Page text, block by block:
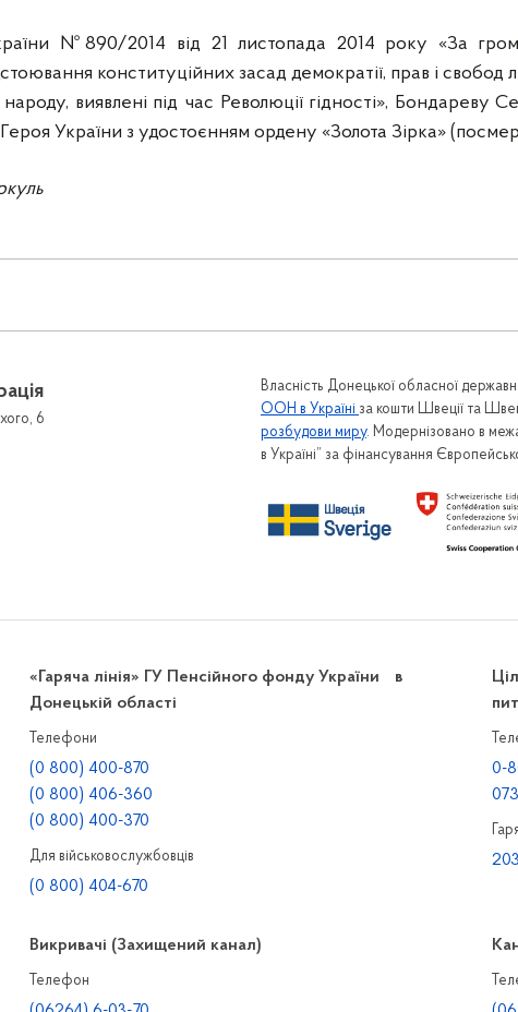
№890/2014 від 21 листопада 2014 року «За
конституційних засад демократії, прав і
виявлені під час Революції гідності», Бондареву
України з удостоєнням ордену «Золота Зірка»
6
Власність Донецької обласної
ООН в Україні за кошти Швеції та
розбудови миру. Модернізовано в
в Україні” за фінансування
«Гаряча лінія» ГУ Пенсійного фонду України в
Донецькій області
Телефони
(0 800) 400-870
(0 800) 406-360
(0 800) 400-370
Для військовослужбовців
(0 800) 404-670
0-
203
Викривачі (Захищений канал)
Телефон